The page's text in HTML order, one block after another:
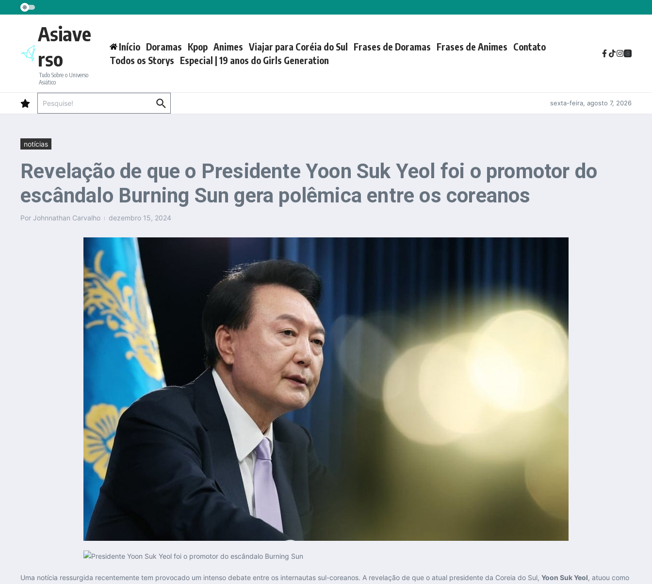
Ir para o conteúdo
Asiave
rso
Tudo Sobre o Universo
Asiático
Início Doramas Kpop Animes Viajar para Coréia do Sul Frases de Doramas Frases de Animes Contato
Todos os Storys Especial | 19 anos do Girls Generation
sexta-feira, agosto 7, 2026
notícias
Revelação de que o Presidente Yoon Suk Yeol foi o promotor do
escândalo Burning Sun gera polêmica entre os coreanos
Por Johnnathan Carvalho dezembro 15, 2024
Uma notícia ressurgida recentemente tem provocado um intenso debate entre os internautas sul-coreanos. A revelação de que o atual presidente da Coreia do Sul, Yoon Suk Yeol, atuou como